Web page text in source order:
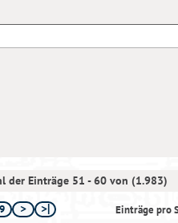
der Einträge 51 - 60 von (1.983)
9 Einträge pro